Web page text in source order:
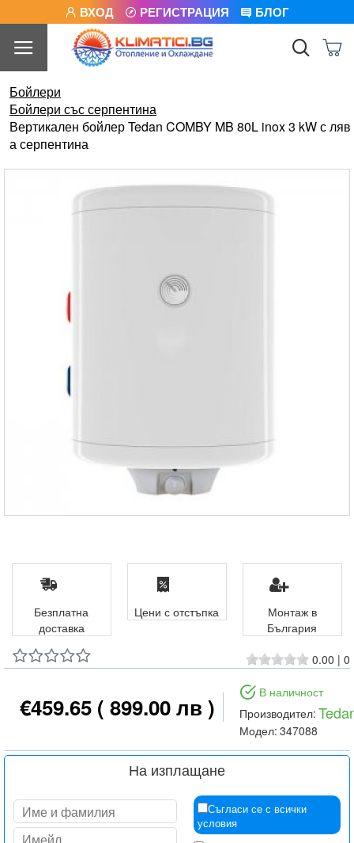
ВХОД РЕГИСТРАЦИЯ БЛОГ
Бойлери
Бойлери със серпентина
Вертикален бойлер Tedan COMBY MB 80L inox 3 kW с ляв
а серпентина
0.00 | 0
€459.65 ( 899.00 лв )
В наличност
Производител:
Модел: 347088
На изплащане
Съгласи се с всички
условия
Безплатна
доставка
Цени с отстъпка
Монтаж в
България